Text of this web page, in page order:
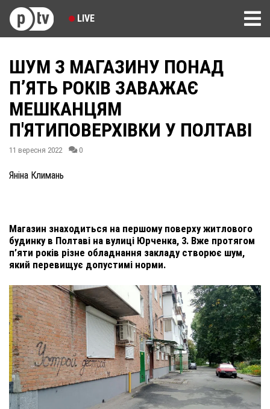
LIVE
ШУМ З МАГАЗИНУ ПОНАД
П’ЯТЬ РОКІВ ЗАВАЖАЄ
МЕШКАНЦЯМ
П'ЯТИПОВЕРХІВКИ У ПОЛТАВІ
11 вересня 2022 0
Яніна Климань
Магазин знаходиться на першому поверху житлового
будинку в Полтаві на вулиці Юрченка, 3. Вже протягом
п’яти років різне обладнання закладу створює шум,
який перевищує допустимі норми.